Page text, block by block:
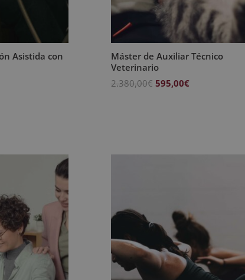
Asistida con
Máster de Auxiliar Técnico
Veterinario
2.380,00€ El
595,00€El